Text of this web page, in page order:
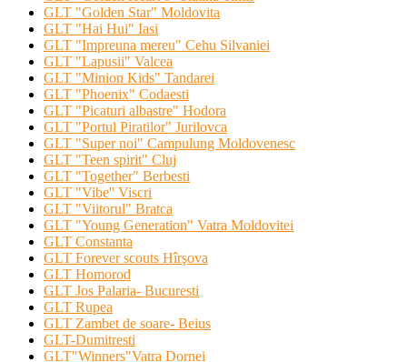
GLT "Golden Star" Moldovita
GLT "Hai Hui" Iasi
GLT "Impreuna mereu" Cehu Silvaniei
GLT "Lapusii" Valcea
GLT "Minion Kids" Tandarei
GLT "Phoenix" Codaesti
GLT "Picaturi albastre" Hodora
GLT "Portul Piratilor" Jurilovca
GLT "Super noi" Campulung Moldovenesc
GLT "Teen spirit" Cluj
GLT "Together" Berbesti
GLT "Vibe'' Viscri
GLT "Viitorul" Bratca
GLT "Young Generation" Vatra Moldovitei
GLT Constanta
GLT Forever scouts Hîrşova
GLT Homorod
GLT Jos Palaria- Bucuresti
GLT Rupea
GLT Zambet de soare- Beius
GLT-Dumitresti
GLT"Winners"Vatra Dornei